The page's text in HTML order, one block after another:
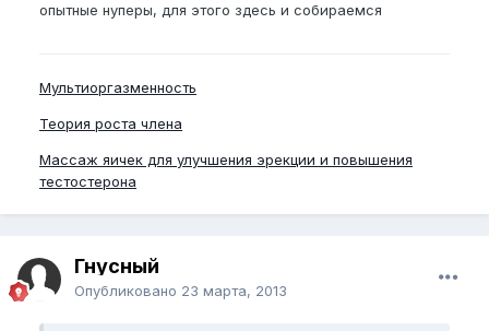
опытные нуперы, для этого здесь и собираемся
Мультиоргазменность
Теория роста члена
Массаж яичек для улучшения эрекции и повышения
тестостерона
Гнусный
Опубликовано 23 марта, 2013